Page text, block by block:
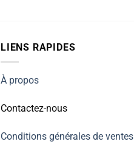
LIENS RAPIDES
À propos
Contactez-nous
Conditions générales de ventes